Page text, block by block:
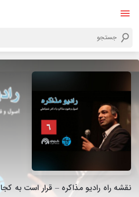
نقشه راه رادیو مذاکره – قرار است به